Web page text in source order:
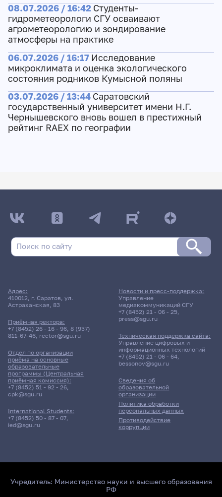
08.07.2026 / 16:42 Студенты-
гидрометеорологи СГУ осваивают
агрометеорологию и зондирование
атмосферы на практике
06.07.2026 / 16:17 Исследование
микроклимата и оценка экологического
состояния родников Кумысной поляны
03.07.2026 / 13:44 Саратовский
государственный университет имени Н.Г.
Чернышевского вновь вошел в престижный
рейтинг RAEX по географии
Адрес:
410012, г. Саратов, ул.
Астраханская, 83
Приёмная ректора:
+7 (8452) 26 - 16 - 96, 8 (937)
811-67-46, rector@sgu.ru
Отдел по организации
приёма на основные
образовательные
программы (Центральная
приёмная комиссия):
+7 (8452) 51 - 92 - 26,
cpk@sgu.ru
International Students:
+7 (8452) 50 - 87 - 07,
ied@sgu.ru
Сведения об
образовательной
организации
Политика обработки
персональных данных
Противодействие
коррупции
Новости и пресс-поддержка:
Управление
медиакоммуникаций СГУ
+7 (8452) 21 - 06 - 25,
press@sgu.ru
Техническая поддержка сайта:
Управление цифровых и
информационных технологий
+7 (8452) 21 - 06 - 64,
bessonov@sgu.ru
Учредитель: Министерство науки и высшего образования
РФ